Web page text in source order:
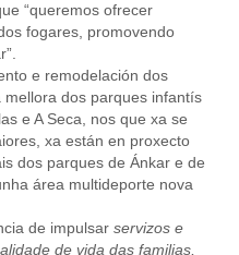
“queremos ofrecer
fogares, promovendo
e remodelación dos
dos parques infantís
e A Seca, nos que xa se
xa están en proxecto
dos parques de Ánkar e de
área multideporte nova
de impulsar servizos e
de vida das familias,